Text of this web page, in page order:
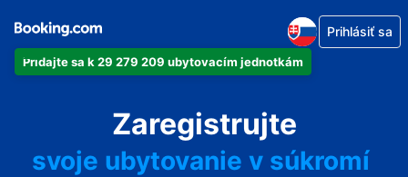
Pridajte sa k 29 279 209 ubytovacím jednotkám
Prihlásiť sa
Zaregistrujte
svoj hotel
svoje ubytovanie v súkromí